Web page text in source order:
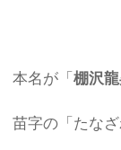
本名が「棚沢
苗字の「たな